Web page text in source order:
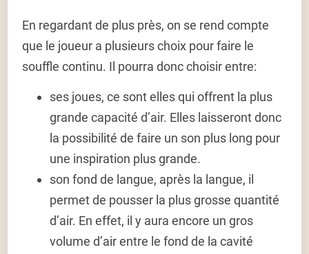
En regardant de plus près, on se rend compte
que le joueur a plusieurs choix pour faire le
souffle continu. Il pourra donc choisir entre:
ses joues, ce sont elles qui offrent la plus
grande capacité d’air. Elles laisseront donc
la possibilité de faire un son plus long pour
une inspiration plus grande.
son fond de langue, après la langue, il
permet de pousser la plus grosse quantité
d’air. En effet, il y aura encore un gros
volume d’air entre le fond de la cavité